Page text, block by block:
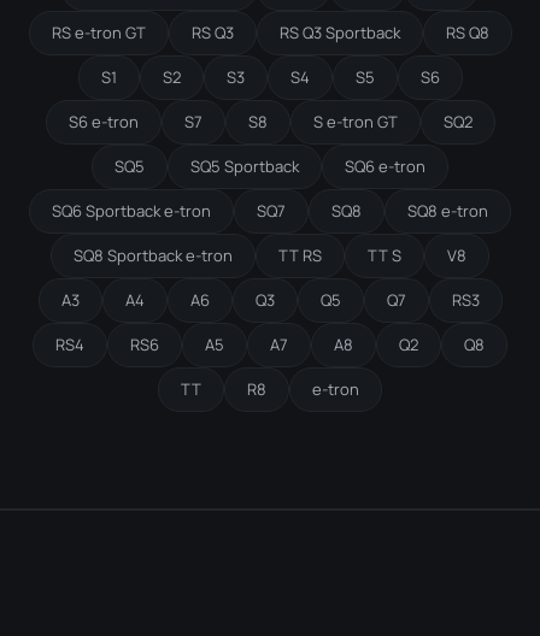
RS e-tron GT RS Q3 RS Q3 Sportback RS Q8
S1 S2 S3 S4 S5 S6
S6 e-tron S7 S8 S e-tron GT SQ2
SQ5 SQ5 Sportback SQ6 e-tron
SQ6 Sportback e-tron SQ7 SQ8 SQ8 e-tron
SQ8 Sportback e-tron TT RS TT S V8
A3 A4 A6 Q3 Q5 Q7 RS3
RS4 RS6 A5 A7 A8 Q2 Q8
TT R8 e-tron